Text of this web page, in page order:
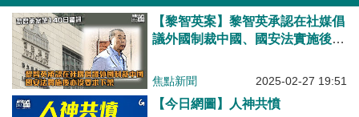
【黎智英案】黎智英承認在社媒倡
議外國制裁中國、國安法實施後亦
焦點新聞 2025-02-27 19:51
【今日網圖】人神共憤